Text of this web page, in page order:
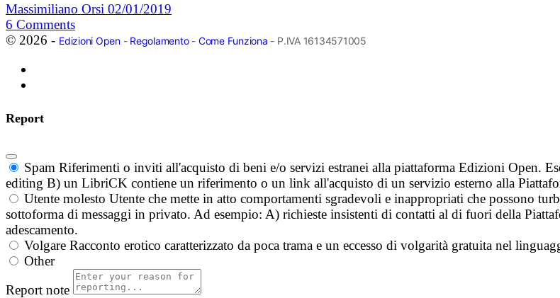
Massimiliano Orsi 02/01/2019
6 Comments
© 2026 - Edizioni Open- Regolamento- Come Funziona - P.IVA 16134571005
Report
Spam Riferimenti o inviti all'acquisto di beni e/o servizi estranei alla piattaforma Edizioni Open.
editing B) un LibriCK contiene un riferimento o un link all'acquisto di un servizio esterno alla
Utente molesto Utente che mette in atto comportamenti sgradevoli e inappropriati che possono
sottoforma di messaggi in privato. Ad esempio: A) richieste insistenti di contatti al di fuori della
adescamento.
Volgare Racconto erotico caratterizzato da poca trama e un eccesso di volgarità gratuita nel
Other
Report note